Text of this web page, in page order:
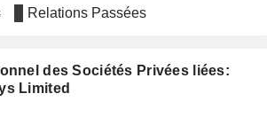
Relations Passées
des Sociétés Privées liées:
Limited